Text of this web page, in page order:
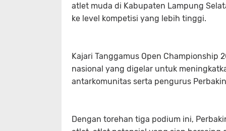
atlet muda di Kabupaten Lampung
ke level kompetisi yang lebih tinggi.
Kajari Tanggamus Open Championship
nasional yang digelar untuk
antarkomunitas serta pengurus
Dengan torehan tiga podium ini,